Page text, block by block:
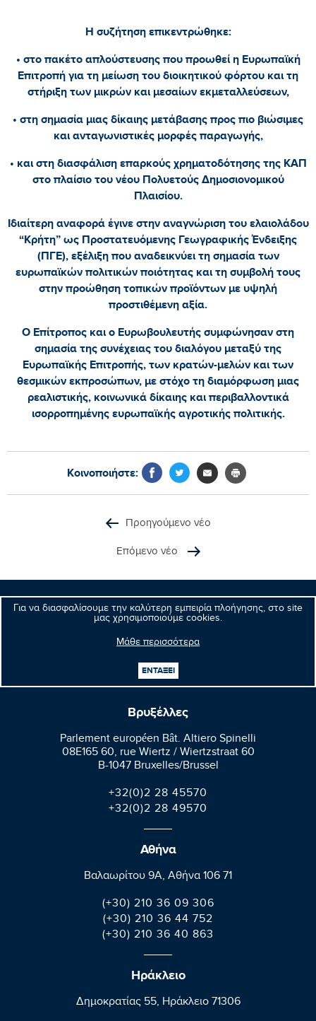
Για να διασφαλίσουμε την καλύτερη εμπειρία πλοήγησης, στο site
μας χρησιμοποιούμε cookies.
Μάθε περισσότερα
ΕΝΤΑΞΕΙ
Η συζήτηση επικεντρώθηκε:
• στο πακέτο απλούστευσης που προωθεί η Ευρωπαϊκή
Επιτροπή για τη μείωση του διοικητικού φόρτου και τη
στήριξη των μικρών και μεσαίων εκμεταλλεύσεων,
• στη σημασία μιας δίκαιης μετάβασης προς πιο βιώσιμες
και ανταγωνιστικές μορφές παραγωγής,
• και στη διασφάλιση επαρκούς χρηματοδότησης της ΚΑΠ
στο πλαίσιο του νέου Πολυετούς Δημοσιονομικού
Πλαισίου.
Ιδιαίτερη αναφορά έγινε στην αναγνώριση του ελαιολάδου
“Κρήτη” ως Προστατευόμενης Γεωγραφικής Ένδειξης
(ΠΓΕ), εξέλιξη που αναδεικνύει τη σημασία των
ευρωπαϊκών πολιτικών ποιότητας και τη συμβολή τους
στην προώθηση τοπικών προϊόντων με υψηλή
προστιθέμενη αξία.
Ο Επίτροπος και ο Ευρωβουλευτής συμφώνησαν στη
σημασία της συνέχειας του διαλόγου μεταξύ της
Ευρωπαϊκής Επιτροπής, των κρατών-μελών και των
θεσμικών εκπροσώπων, με στόχο τη διαμόρφωση μιας
ρεαλιστικής, κοινωνικά δίκαιης και περιβαλλοντικά
ισορροπημένης ευρωπαϊκής αγροτικής πολιτικής.
Κοινοποιήστε:
Προηγούμενο νέο
Επόμενο νέο
Μανώλης
Ευρωβουλευτής
Βρυξέλλες
Parlement européen Bât. Altiero Spinelli
08E165 60, rue Wiertz / Wiertzstraat 60
B-1047 Bruxelles/Brussel
+32(0)2 28 45570
+32(0)2 28 49570
Αθήνα
Βαλαωρίτου 9A, Aθήνα 106 71
(+30) 210 36 09 306
(+30) 210 36 44 752
(+30) 210 36 40 863
Ηράκλειο
Δημοκρατίας 55, Ηράκλειο 71306